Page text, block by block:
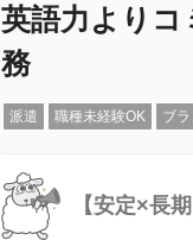
英語力よりコ
務
派遣 職種未経験OK ブ
【安定×長